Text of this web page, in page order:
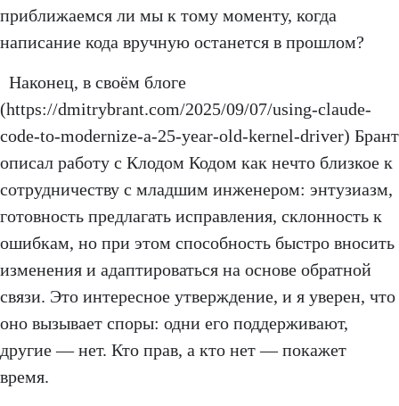
приближаемся ли мы к тому моменту, когда
написание кода вручную останется в прошлом?
Наконец, в своём блоге
(https://dmitrybrant.com/2025/09/07/using-claude-
code-to-modernize-a-25-year-old-kernel-driver) Брант
описал работу с Клодом Кодом как нечто близкое к
сотрудничеству с младшим инженером: энтузиазм,
готовность предлагать исправления, склонность к
ошибкам, но при этом способность быстро вносить
изменения и адаптироваться на основе обратной
связи. Это интересное утверждение, и я уверен, что
оно вызывает споры: одни его поддерживают,
другие — нет. Кто прав, а кто нет — покажет
время.